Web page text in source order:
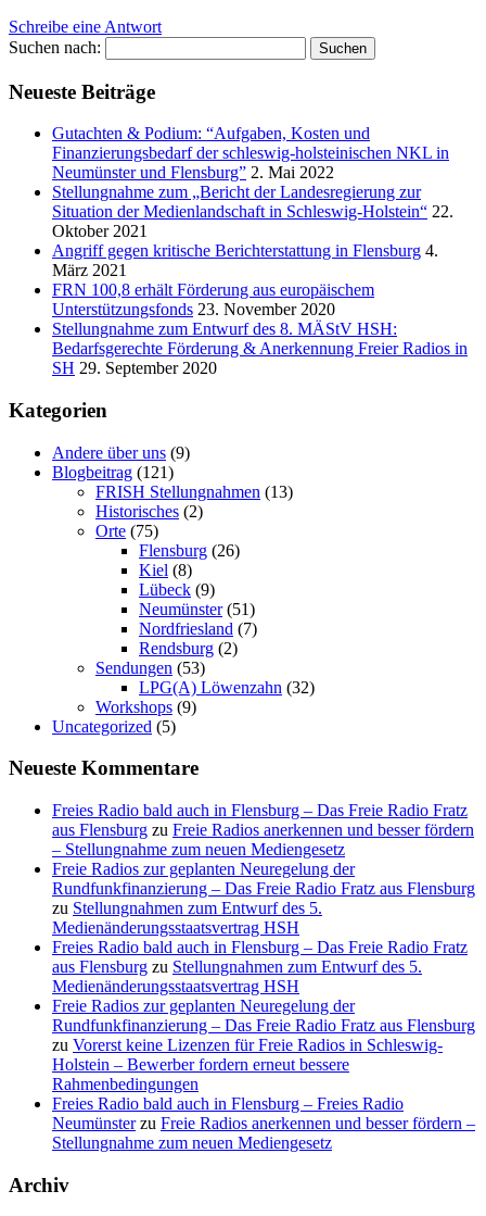
Schreibe eine Antwort
Suchen nach:
Neueste Beiträge
Gutachten & Podium: “Aufgaben, Kosten und
Finanzierungsbedarf der schleswig-holsteinischen NKL in
Neumünster und Flensburg” 2. Mai 2022
Stellungnahme zum „Bericht der Landesregierung zur
Situation der Medienlandschaft in Schleswig-Holstein“ 22.
Oktober 2021
Angriff gegen kritische Berichterstattung in Flensburg 4.
März 2021
FRN 100,8 erhält Förderung aus europäischem
Unterstützungsfonds 23. November 2020
Stellungnahme zum Entwurf des 8. MÄStV HSH:
Bedarfsgerechte Förderung & Anerkennung Freier Radios in
SH 29. September 2020
Kategorien
Andere über uns (9)
Blogbeitrag (121)
FRISH Stellungnahmen (13)
Historisches (2)
Orte (75)
Flensburg (26)
Kiel (8)
Lübeck (9)
Neumünster(51)
Nordfriesland (7)
Rendsburg (2)
Sendungen (53)
LPG(A) Löwenzahn (32)
Workshops (9)
Uncategorized (5)
Neueste Kommentare
Freies Radio bald auch in Flensburg – Das Freie Radio Fratz
aus Flensburg zu Freie Radios anerkennen und besser fördern
– Stellungnahme zum neuen Mediengesetz
Freie Radios zur geplanten Neuregelung der
Rundfunkfinanzierung – Das Freie Radio Fratz aus Flensburg
zu Stellungnahmen zum Entwurf des 5.
Medienänderungsstaatsvertrag HSH
Freies Radio bald auch in Flensburg – Das Freie Radio Fratz
aus Flensburg zu Stellungnahmen zum Entwurf des 5.
Medienänderungsstaatsvertrag HSH
Freie Radios zur geplanten Neuregelung der
Rundfunkfinanzierung – Das Freie Radio Fratz aus Flensburg
zu Vorerst keine Lizenzen für Freie Radios in Schleswig-
Holstein – Bewerber fordern erneut bessere
Rahmenbedingungen
Freies Radio bald auch in Flensburg – Freies Radio
Neumünsterzu Freie Radios anerkennen und besser fördern –
Stellungnahme zum neuen Mediengesetz
Archiv